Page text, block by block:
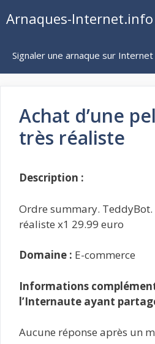
auArnaques-Internet.info
Signaler une arnaque sur Internet
Achat d’une
très réaliste
Description :
Ordre summary. TeddyBot.
réaliste x1 29.99 euro
Domaine : E-commerce
Informations
l’Internaute ayant
Aucune réponse après un